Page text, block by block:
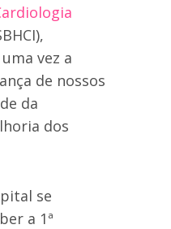
vez a
de nossos
da
dos
se
a 1ª